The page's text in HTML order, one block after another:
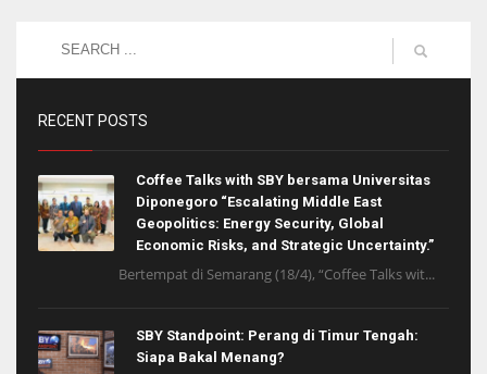
RECENT POSTS
Coffee Talks with SBY bersama Universitas
Diponegoro “Escalating Middle East
Geopolitics: Energy Security, Global
Economic Risks, and Strategic Uncertainty.”
Bertempat di Semarang (18/4), “Coffee Talks wit...
SBY Standpoint: Perang di Timur Tengah:
Siapa Bakal Menang?